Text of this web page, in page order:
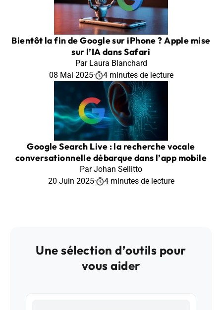
Bientôt la fin de Google sur iPhone ? Apple mise
sur l’IA dans Safari
Par Laura Blanchard
08 Mai 2025· 4 minutes de lecture
Google Search Live : la recherche vocale
conversationnelle débarque dans l’app mobile
Par Johan Sellitto
20 Juin 2025· 4 minutes de lecture
Une sélection d’outils pour
vous aider